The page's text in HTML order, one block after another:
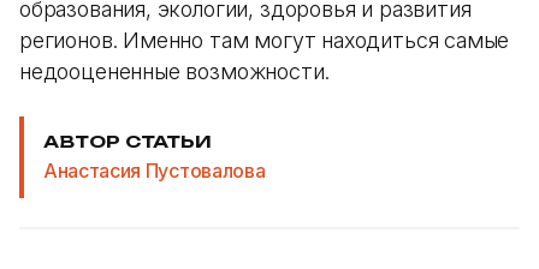
образования, экологии, здоровья и развития
регионов. Именно там могут находиться самые
недооцененные возможности.
АВТОР СТАТЬИ
Анастасия Пустовалова